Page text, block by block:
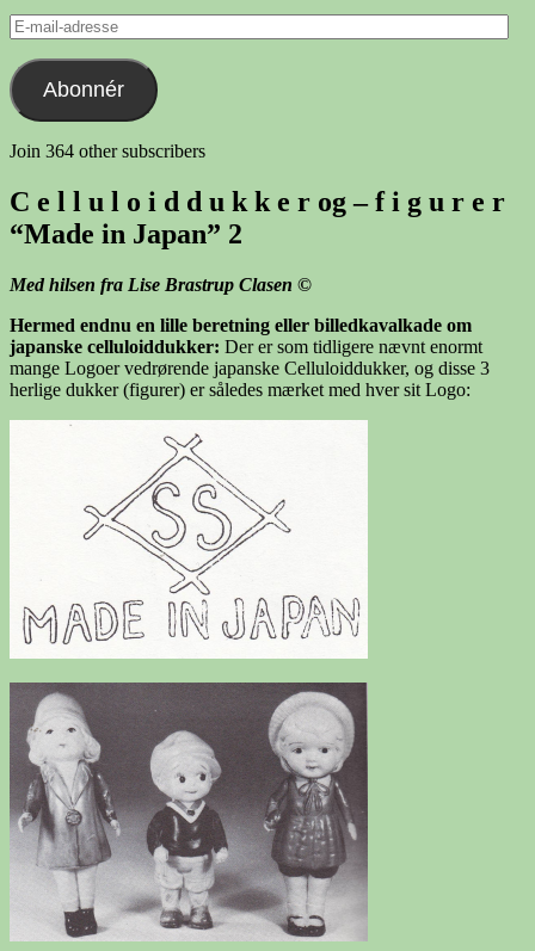
E-
mail-
adresse
Abonnér
Join 364 other subscribers
C e l l u l o i d d u k k e r og – f i g u r e r
“Made in Japan” 2
Med hilsen fra Lise Brastrup Clasen ©
Hermed endnu en lille beretning eller billedkavalkade om
japanske celluloiddukker: Der er som tidligere nævnt enormt
mange Logoer vedrørende japanske Celluloiddukker, og disse 3
herlige dukker (figurer) er således mærket med hver sit Logo: